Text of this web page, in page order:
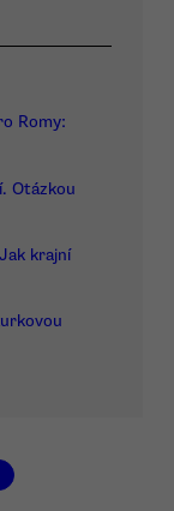
Romy:
Otázkou
krajní